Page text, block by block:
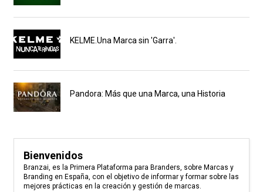
KELME.Una Marca sin 'Garra'.
Pandora: Más que una Marca, una Historia
Bienvenidos
Branzai, es la Primera Plataforma para Branders, sobre Marcas y
Branding en España, con el objetivo de informar y formar sobre las
mejores prácticas en la creación y gestión de marcas.